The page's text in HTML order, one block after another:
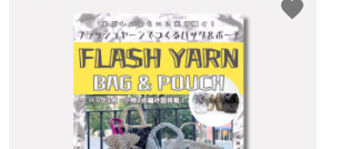
favorite